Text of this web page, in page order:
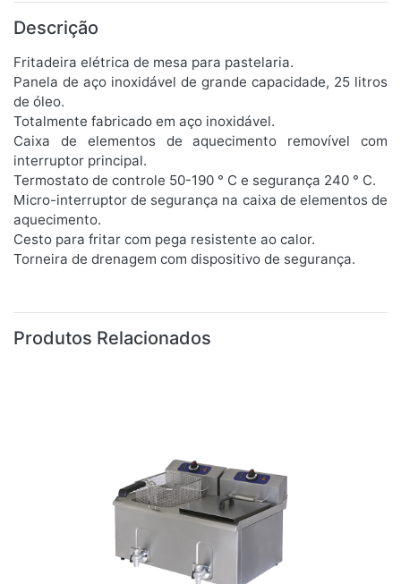
Descrição
Fritadeira elétrica de mesa para pastelaria.
Panela de aço inoxidável de grande capacidade, 25 litros
de óleo.
Totalmente fabricado em aço inoxidável.
Caixa de elementos de aquecimento removível com
interruptor principal.
Termostato de controle 50-190 ° C e segurança 240 ° C.
Micro-interruptor de segurança na caixa de elementos de
aquecimento.
Cesto para fritar com pega resistente ao calor.
Torneira de drenagem com dispositivo de segurança.
Produtos Relacionados